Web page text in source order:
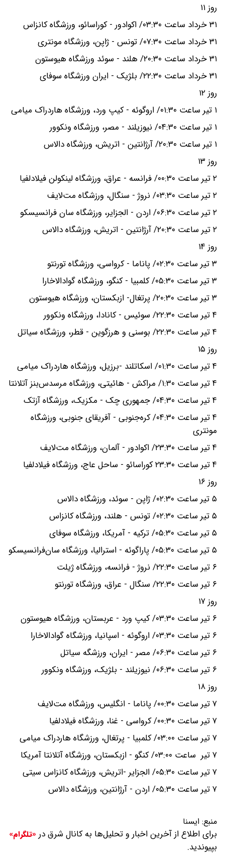
روز ۱۱
۳۱ خرداد ساعت ۰۳:۳۰/ اکوادور - کوراسائو، ورزشگاه کانزاس
۳۱ خرداد ساعت ۰۷:۳۰/ تونس - ژاپن، ورزشگاه مونتری
۳۱ خرداد ساعت ۲۰:۳۰/ هلند - سوئد ورزشگاه هیوستون
۳۱ خرداد ساعت ۲۲:۳۰/ بلژیک - ایران ورزشگاه سوفای
روز ۱۲
۱ تیر ساعت ۰۱:۳۰/ اروگوئه - کیپ ورد، ورزشگاه هاردراک میامی
۱ تیر ساعت ۰۴:۳۰/ نیوزیلند - مصر، ورزشگاه ونکوور
۱ تیر ساعت ۲۰:۳۰/ آرژانتین - اتریش، ورزشگاه دالاس
روز ۱۳
۲ تیر ساعت ۰۰:۳۰/ فرانسه - عراق، ورزشگاه لینکولن فیلادلفیا
۲ تیر ساعت ۰۳:۳۰/ نروژ - سنگال، ورزشگاه مت‌لایف
۲ تیر ساعت ۰۶:۳۰/ اردن - الجزایر، ورزشگاه سان فرانسیسکو
۲ تیر ساعت ۲۰:۳۰/ آرژانتین - اتریش، ورزشگاه دالاس
روز ۱۴
۳ تیر ساعت ۰۲:۳۰/ پاناما - کرواسی، ورزشگاه تورنتو
۳ تیر ساعت ۰۵:۳۰/ کلمبیا - کنگو، ورزشگاه گوادالاخارا
۳ تیر ساعت ۲۰:۳۰/ پرتغال- ازبکستان، ورزشگاه هیوستون
۴ تیر ساعت ۲۲:۳۰/ سوئیس - کانادا، ورزشگاه ونکوور
۴ تیر ساعت ۲۲:۳۰/ بوسنی و هرزگوین - قطر، ورزشگاه سیاتل
روز ۱۵
۴ تیر ساعت ۰۱:۳۰/ اسکاتلند -برزیل، ورزشگاه هاردراک میامی
۴ تیر ساعت ۱:۳۰/ مراکش - هائیتی، ورزشگاه مرسدس‌بنز آتلانتا
۴ تیر ساعت ۰۴:۳۰/ جمهوری چک - مکزیک، ورزشگاه آزتک
۴ تیر ساعت ۰۴:۳۰/ کره‌جنوبی - آفریقای جنوبی، ورزشگاه
مونتری
۴ تیر ساعت ۲۳:۳۰/ اکوادور - آلمان، ورزشگاه مت‌لایف
۴ تیر ساعت ۲۳:۳۰ کوراسائو - ساحل عاج، ورزشگاه فیلادلفیا
روز ۱۶
۵ تیر ساعت ۰۲:۳۰/ ژاپن - سوئد، ورزشگاه دالاس
۵ تیر ساعت ۰۲:۳۰/ تونس - هلند، ورزشگاه کانزاس
۵ تیر ساعت ۰۵:۳۰/ ترکیه - آمریکا، ورزشگاه سوفای
۵ تیر ساعت ۰۵:۳۰/ پاراگوئه - استرالیا، ورزشگاه سان‌فرانسیسکو
۶ تیر ساعت ۲۲:۳۰/ نروژ - فرانسه، ورزشگاه ژیلت
۶ تیر ساعت ۲۲:۳۰/ سنگال - عراق، ورزشگاه تورنتو
روز ۱۷
۶ تیر ساعت ۰۳:۳۰/ کیپ ورد - عربستان، ورزشگاه هیوستون
۶ تیر ساعت ۰۳:۳۰/ اروگوئه - اسپانیا، ورزشگاه گوادالاخارا
۶ تیر ساعت ۰۶:۳۰/ مصر - ایران، ورزشگه سیاتل
۶ تیر ساعت ۰۶:۳۰/ نیوزیلند - بلژیک، ورزشگاه ونکوور
روز ۱۸
۷ تیر ساعت ۰۰:۳۰/ پاناما - انگلیس، ورزشگاه مت‌لایف
۷ تیر ساعت ۰۰:۳۰/ کرواسی - غنا، ورزشگاه فیلادلفیا
۷ تیر ساعت ۰۳:۰۰/ کلمبیا - پرتغال، ورزشگاه هاردراک میامی
۷ تیر ساعت ۰۳:۰۰/ کنگو - ازبکستان، ورزشگاه آتلانتا آمریکا
۷ تیر ساعت ۰۵:۳۰/ الجزایر -اتریش، ورزشگاه کانزاس سیتی
۷ تیر ساعت ۰۵:۳۰/ اردن - آرژانتین، ورزشگاه دالاس
منبع: ایسنا
برای اطلاع از آخرین اخبار و تحلیل‌ها به کانال شرق در «تلگرام»
بپیوندید.